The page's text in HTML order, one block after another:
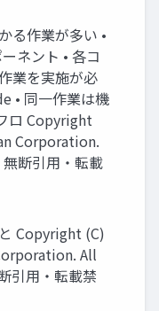
る作業が多い •
ネント • 各コ
業を実施が必
• 同一作業は機
ロ Copyright
Corporation.
断引用・転載
Copyright (C)
All
引用・転載禁